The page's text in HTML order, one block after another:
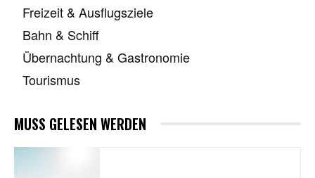
Freizeit & Ausflugsziele
Bahn & Schiff
Übernachtung & Gastronomie
Tourismus
MUSS GELESEN WERDEN